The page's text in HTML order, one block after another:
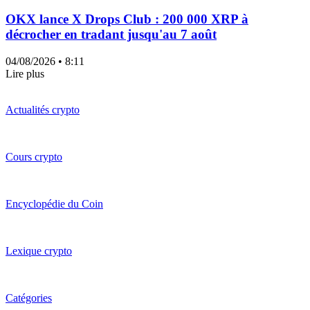
OKX lance X Drops Club : 200 000 XRP à
décrocher en tradant jusqu'au 7 août
04/08/2026 • 8:11
Lire plus
Actualités crypto
Cours crypto
Encyclopédie du Coin
Lexique crypto
Catégories